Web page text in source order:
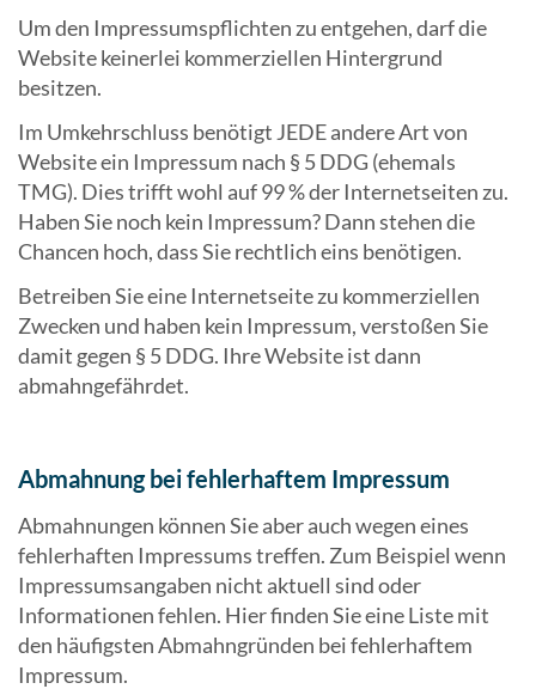
Um den Impressumspflichten zu entgehen, darf die
Website keinerlei kommerziellen Hintergrund
besitzen.
Im Umkehrschluss benötigt JEDE andere Art von
Website ein Impressum nach § 5 DDG (ehemals
TMG). Dies trifft wohl auf 99 % der Internetseiten zu.
Haben Sie noch kein Impressum? Dann stehen die
Chancen hoch, dass Sie rechtlich eins benötigen.
Betreiben Sie eine Internetseite zu kommerziellen
Zwecken und haben kein Impressum, verstoßen Sie
damit gegen § 5 DDG. Ihre Website ist dann
abmahngefährdet.
Abmahnung bei fehlerhaftem Impressum
Abmahnungen können Sie aber auch wegen eines
fehlerhaften Impressums treffen. Zum Beispiel wenn
Impressumsangaben nicht aktuell sind oder
Informationen fehlen. Hier finden Sie eine Liste mit
den häufigsten Abmahngründen bei fehlerhaftem
Impressum.